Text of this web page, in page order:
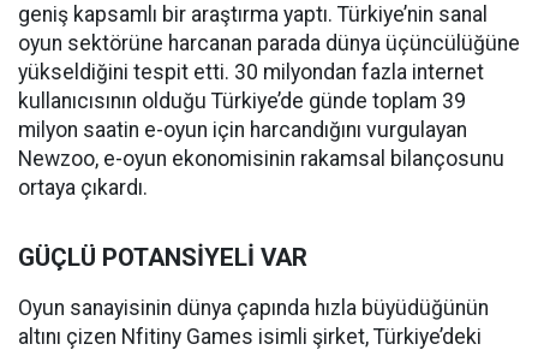
geniş kapsamlı bir araştırma yaptı. Türkiye’nin sanal
oyun sektörüne harcanan parada dünya üçüncülüğüne
yükseldiğini tespit etti. 30 milyondan fazla internet
kullanıcısının olduğu Türkiye’de günde toplam 39
milyon saatin e-oyun için harcandığını vurgulayan
Newzoo, e-oyun ekonomisinin rakamsal bilançosunu
ortaya çıkardı.
GÜÇLÜ POTANSİYELİ VAR
Oyun sanayisinin dünya çapında hızla büyüdüğünün
altını çizen Nfitiny Games isimli şirket, Türkiye’deki